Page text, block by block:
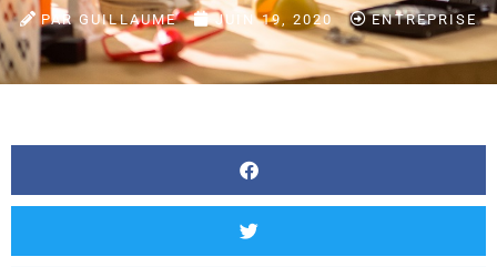
PAR GUILLAUME JUIN 19, 2020 ENTREPRISE